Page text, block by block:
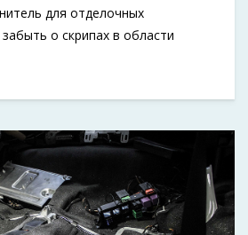
для отделочных
о скрипах в области